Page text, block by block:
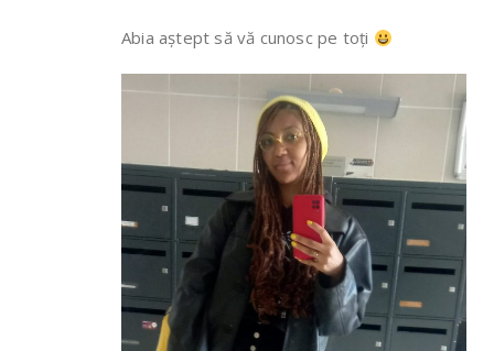
Abia aștept să vă cunosc pe toți